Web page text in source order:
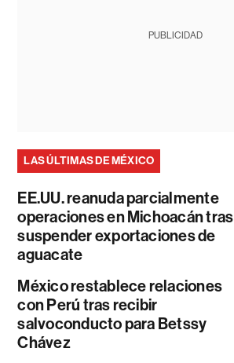
PUBLICIDAD
LAS ÚLTIMAS DE MÉXICO
EE.UU. reanuda parcialmente
operaciones en Michoacán tras
suspender exportaciones de
aguacate
México restablece relaciones
con Perú tras recibir
salvoconducto para Betssy
Chávez